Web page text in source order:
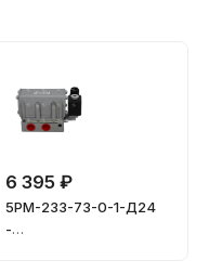
6 395 ₽
5РМ-233-73-0-1-Д24
-